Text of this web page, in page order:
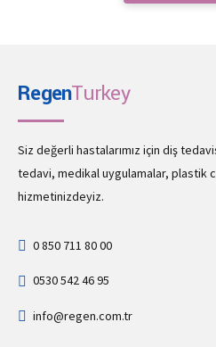
RegenTurkey
Siz değerli hastalarımız için diş
tedavi, medikal uygulamalar, plastik
hizmetinizdeyiz.
0 850 711 80 00
0530 542 46 95
info@regen.com.tr